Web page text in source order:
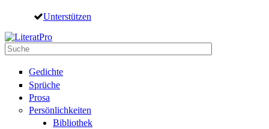
Direkt zum Inhalt
Unterstützen
Suche
Gedichte
Sprüche
Prosa
Persönlichkeiten
Bibliothek